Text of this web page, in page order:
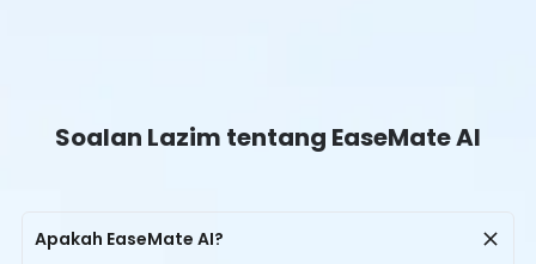
Soalan Lazim tentang EaseMate AI
Apakah EaseMate AI?